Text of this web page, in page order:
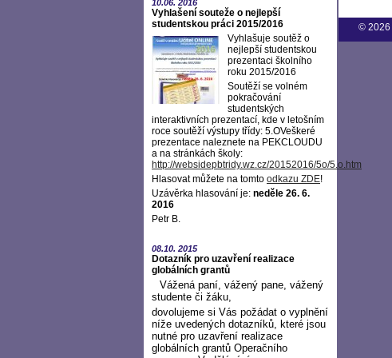
10.06. 2016
Vyhlašení souteže o nejlepší
studentskou práci 2015/2016
Vyhlašuje soutěž o
nejlepší studentskou
prezentaci školního
roku 2015/2016
Soutěží se volném
pokračování
studentských
interaktivních prezentací, kde v letošním
roce soutěží výstupy třídy: 5.OVeškeré
prezentace naleznete na PEKCLOUDU
a na stránkách školy:
http://websidepbtridy.wz.cz/20152016/5o/5.o.htm
Hlasovat můžete na tomto odkazu ZDE!
Uzávěrka hlasování je: neděle 26. 6.
2016
Petr B.
08.10. 2015
Dotazník pro uzavření realizace
globálních grantů
Vážená paní, vážený pane, vážený
studente či žáku,
dovolujeme si Vás požádat o vyplnění
níže uvedených dotazníků, které jsou
nutné pro uzavření realizace
globálních grantů Operačního
© 2026